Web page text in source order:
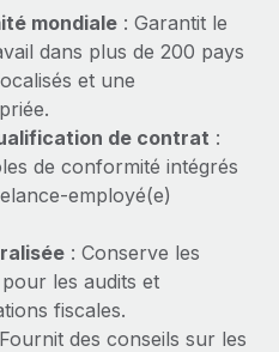
et en toute
international
de vos
sociaux
de Remote :
et Gestion des
d'aider les entreprises de
et payer...
mondiale : Garantit le
dans plus de 200 pays
et une
de contrat :
de conformité intégrés
: Conserve les
les audits et
fiscales.
des conseils sur les